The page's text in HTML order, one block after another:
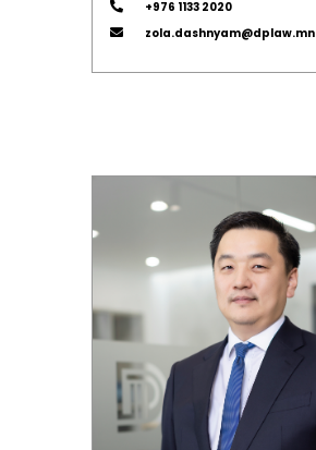
+976 1133 2020
zola.dashnyam@dplaw.mn